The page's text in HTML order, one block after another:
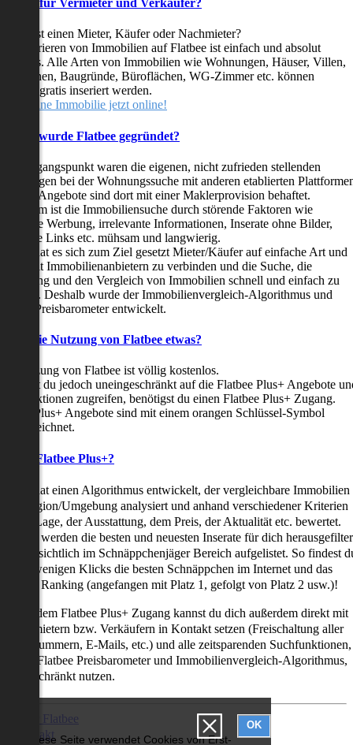
Diese Seite verwendet Cookies von Erst-
OK
für Vermieter und Verkäufer?
suchst einen Mieter, Käufer oder Nachmieter?
Inserieren von Immobilien auf Flatbee ist einfach und absolut
Alle Arten von Immobilien wie Wohnungen, Häuser, Villen,
Baugründe, Büroflächen, WG-Zimmer etc. können
gratis inseriert werden.
deine Immobilie jetzt online!
wurde Flatbee gegründet?
Ausgangspunkt waren die eigenen, nicht zufrieden stellenden
bei der Wohnungssuche mit anderen etablierten
alle Angebote sind dort mit einer Maklerprovision behaftet.
ist die Immobiliensuche durch störende Faktoren wie
Werbung, irrelevante Informationen, Inserate ohne Bilder,
Links etc. mühsam und langwierig.
hat es sich zum Ziel gesetzt Mieter/Käufer auf einfache Art und
mit Immobilienanbietern zu verbinden und die Suche, die
und den Vergleich von Immobilien schnell und einfach zu
Deshalb wurde der Immobilienvergleich-Algorithmus und
Preisbarometer entwickelt.
die Nutzung von Flatbee etwas?
Nutzung von Flatbee ist völlig kostenlos.
du jedoch uneingeschränkt auf die Flatbee Plus+ Angebote
zugreifen, benötigst du einen Flatbee Plus+ Zugang.
Plus+ Angebote sind mit einem orangen Schlüssel-Symbol
ist Flatbee Plus+?
hat einen Algorithmus entwickelt, der vergleichbare Immobilien
Region/Umgebung analysiert und anhand verschiedener Kriterien
der Lage, der Ausstattung, dem Preis, der Aktualität etc. bewertet.
werden die besten und neuesten Inserate für dich
übersichtlich im Schnäppchenjäger Bereich aufgelistet. So findest
nur wenigen Klicks die besten Schnäppchen im Internet und das
als Ranking (angefangen mit Platz 1, gefolgt von Platz 2 usw.)!
mit dem Flatbee Plus+ Zugang kannst du dich außerdem direkt mit
Vermietern bzw. Verkäufern in Kontakt setzen (Freischaltung aller
E-Mails, etc.) und alle zeitsparenden Suchfunktionen,
den Flatbee Preisbarometer und Immobilienvergleich-Algorithmus,
nutzen.
Über Flatbee
Kontakt